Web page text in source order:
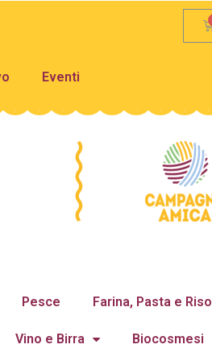
Eventi
Pesce Farina, Pasta e Riso
Vino e Birra Biocosmesi